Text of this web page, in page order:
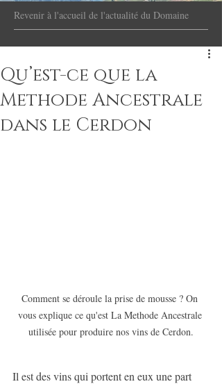
Revenir à l'accueil de l'actualité du Domaine
Qu’est-ce que la
Methode Ancestrale
dans le Cerdon
Comment se déroule la prise de mousse ? On
vous explique ce qu'est La Methode Ancestrale
utilisée pour produire nos vins de Cerdon.
Il est des vins qui portent en eux une part